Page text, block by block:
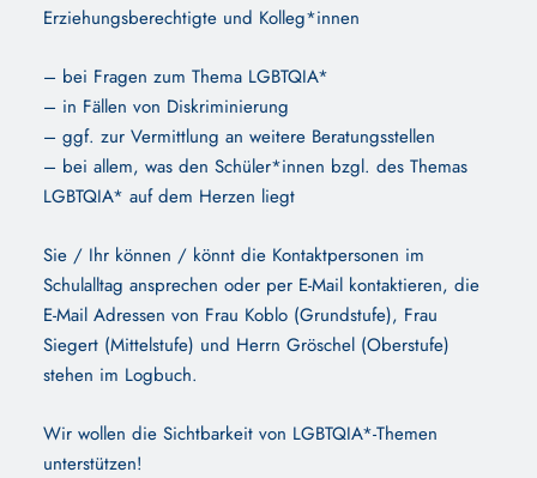
Erziehungsberechtigte und Kolleg*innen
– bei Fragen zum Thema LGBTQIA*
– in Fällen von Diskriminierung
– ggf. zur Vermittlung an weitere Beratungsstellen
– bei allem, was den Schüler*innen bzgl. des Themas
LGBTQIA* auf dem Herzen liegt
Sie / Ihr können / könnt die Kontaktpersonen im
Schulalltag ansprechen oder per E-Mail kontaktieren, die
E-Mail Adressen von Frau Koblo (Grundstufe), Frau
Siegert (Mittelstufe) und Herrn Gröschel (Oberstufe)
stehen im Logbuch.
Wir wollen die Sichtbarkeit von LGBTQIA*-Themen
unterstützen!